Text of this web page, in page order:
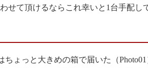
せて頂けるならこれ幸いと1台手配し
ょっと大きめの箱で届いた（